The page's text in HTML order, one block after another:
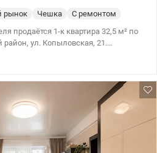
рынок Чешка
С ремонтом
продаётся 1-к квартира 32,5 м² по
район, ул. Копыловская, 21.
капитальный ремонт с заменой
окна, бойлер, стиральная и
есть холодильник, газовая плита
полностью укомплектована и
проживания, так и для
Дом расположен в районе с
В пешей доступности